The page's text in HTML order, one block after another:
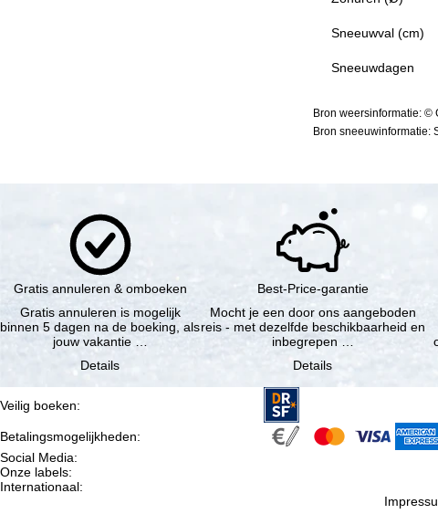
Sneeuwval (cm)
Sneeuwdagen
Bron weersinformatie: ©
Bron sneeuwinformatie:
Gratis annuleren & omboeken
Gratis annuleren is mogelijk
binnen 5 dagen na de boeking, als
jouw vakantie …
Details
Best-Price-garantie
Mocht je een door ons aangeboden
reis - met dezelfde beschikbaarheid en
inbegrepen …
Details
Veilig boeken:
Betalingsmogelijkheden:
Social Media:
Onze labels:
Internationaal: